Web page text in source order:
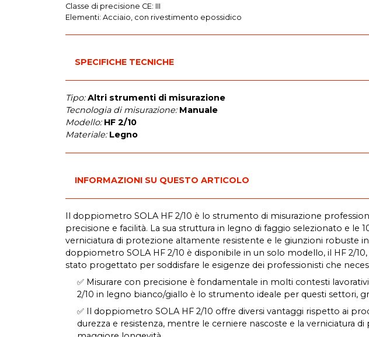
Classe di precisione CE: III
Elementi: Acciaio, con rivestimento epossidico
SPECIFICHE TECNICHE
Tipo: Altri strumenti di misurazione
Tecnologia di misurazione: Manuale
Modello: HF 2/10
Materiale: Legno
INFORMAZIONI SU QUESTO ARTICOLO
Il doppiometro SOLA HF 2/10 è lo strumento di misurazione
precisione e facilità. La sua struttura in legno di faggio selezionato e
verniciatura di protezione altamente resistente e le giunzioni robuste
doppiometro SOLA HF 2/10 è disponibile in un solo modello, il HF 2/
stato progettato per soddisfare le esigenze dei professionisti che
✅ Misurare con precisione è fondamentale in molti contesti
2/10 in legno bianco/giallo è lo strumento ideale per questi settori,
✅ Il doppiometro SOLA HF 2/10 offre diversi vantaggi rispetto ai
durezza e resistenza, mentre le cerniere nascoste e la verniciatura